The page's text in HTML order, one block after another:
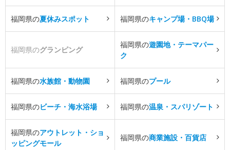
福岡県の夏休みスポット 福岡県のキャンプ場・BBQ場
福岡県のグランピング
福岡県の遊園地・テーマパー
ク
福岡県の水族館・動物園 福岡県のプール
福岡県のビーチ・海水浴場 福岡県の温泉・スパリゾート
福岡県のアウトレット・ショ
ッピングモール
福岡県の商業施設・百貨店